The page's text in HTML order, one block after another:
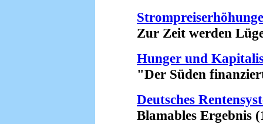
Zur Zeit werden
Hunger und
"Der Süden finanziert
Deutsches
Blamables Ergebnis